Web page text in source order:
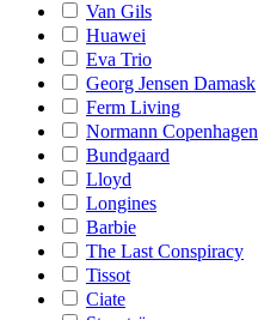
Van Gils
Huawei
Eva Trio
Georg Jensen Damask
Ferm Living
Normann Copenhagen
Bundgaard
Lloyd
Longines
Barbie
The Last Conspiracy
Tissot
Ciate